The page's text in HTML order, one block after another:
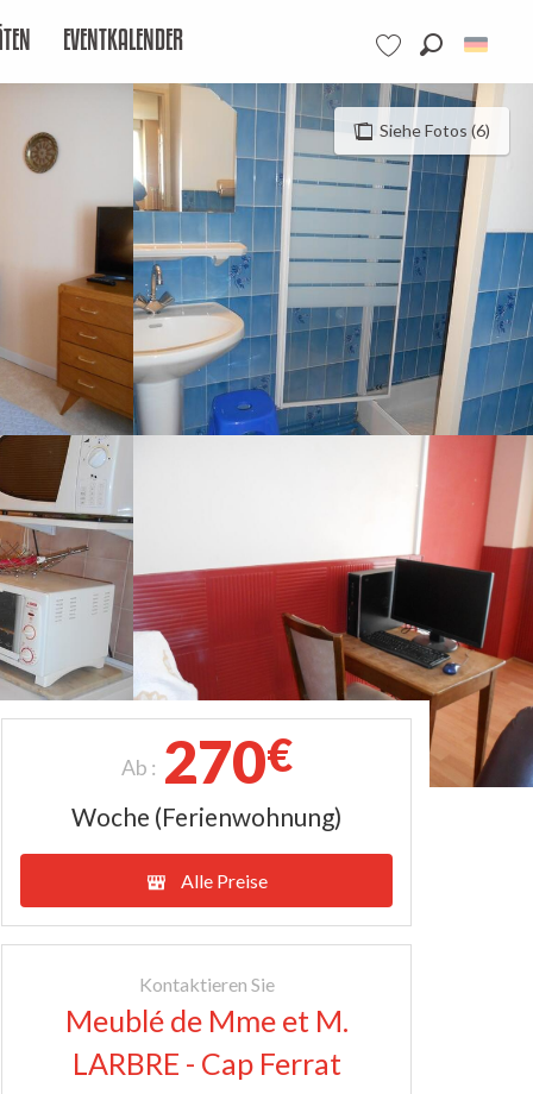
Voir les favoris
EVENTKALENDER
Siehe Fotos (6)
Ab : 270€
Woche (Ferienwohnung)
Alle Preise
Kontaktieren Sie
Meublé de Mme et M.
LARBRE - Cap Ferrat